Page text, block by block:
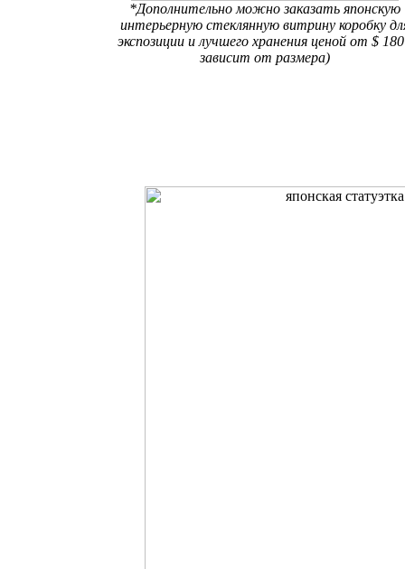
*Дополнительно можно заказать японскую
интерьерную стеклянную витрину коробку
экспозиции и лучшего хранения ценой от $
зависит от размера)